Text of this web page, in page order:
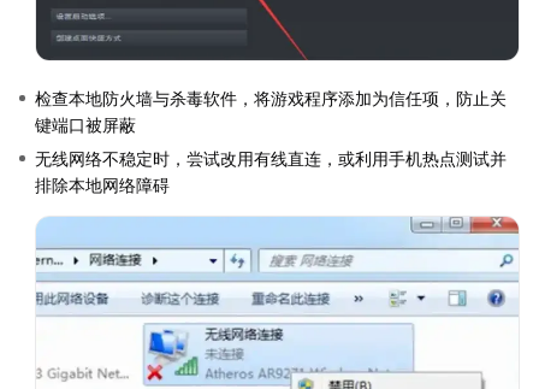
检查本地防火墙与杀毒软件，将游戏程序添加为信任项，防止关
键端口被屏蔽
无线网络不稳定时，尝试改用有线直连，或利用手机热点测试并
排除本地网络障碍